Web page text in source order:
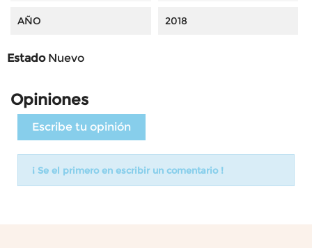
AÑO 2018
Estado Nuevo
Opiniones
Escribe tu opinión
¡ Se el primero en escribir un comentario !